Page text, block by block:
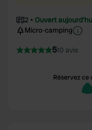
2
Ouvert
Micro-camping
510 avis
Réservez